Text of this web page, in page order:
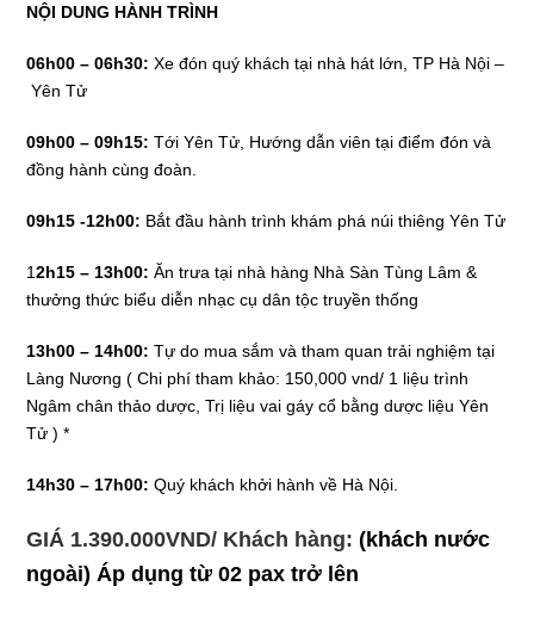
NỘI DUNG HÀNH TRÌNH
06h00 – 06h30: Xe đón quý khách tại nhà hát lớn, TP Hà Nội –
Yên Tử
09h00 – 09h15: Tới Yên Tử, Hướng dẫn viên tại điểm đón và
đồng hành cùng đoàn.
09h15 -12h00: Bắt đầu hành trình khám phá núi thiêng Yên Tử
12h15 – 13h00: Ăn trưa tại nhà hàng Nhà Sàn Tùng Lâm &
thưởng thức biểu diễn nhạc cụ dân tộc truyền thống
13h00 – 14h00: Tự do mua sắm và tham quan trải nghiệm tại
Làng Nương (Chi phí tham khảo: 150,000 vnd/ 1 liệu trình
Ngâm chân thảo dược, Trị liệu vai gáy cổ bằng dược liệu Yên
Tử) *
14h30 – 17h00: Quý khách khởi hành về Hà Nội.
GIÁ 1.390.000VND/ Khách hàng: (khách nước
ngoài) Áp dụng từ 02 pax trở lên